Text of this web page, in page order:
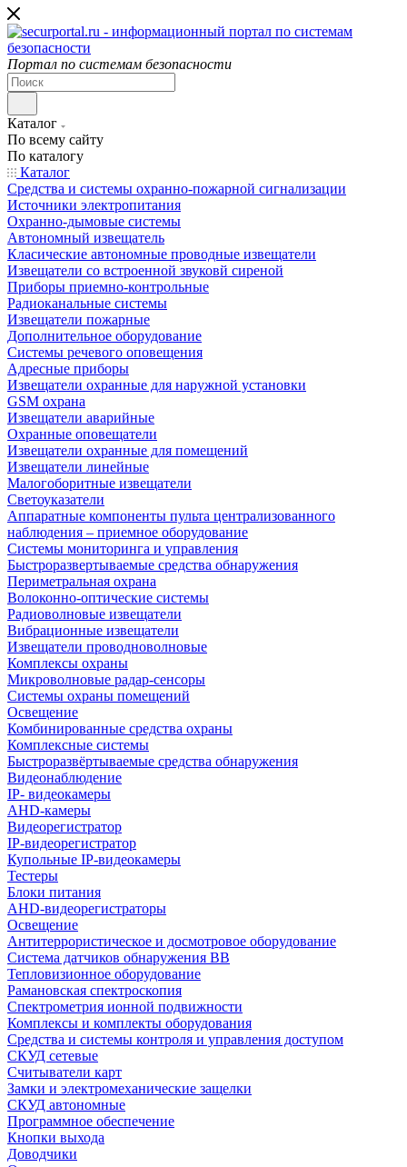
Портал по системам безопасности
Каталог
По всему сайту
По каталогу
Каталог
Средства и системы охранно-пожарной сигнализации
Источники электропитания
Охранно-дымовые системы
Автономный извещатель
Класические автономные проводные извещатели
Извещатели со встроенной звуковй сиреной
Приборы приемно-контрольные
Радиоканальные системы
Извещатели пожарные
Дополнительное оборудование
Системы речевого оповещения
Адресные приборы
Извещатели охранные для наружной установки
GSM охрана
Извещатели аварийные
Охранные оповещатели
Извещатели охранные для помещений
Извещатели линейные
Малогоборитные извещатели
Светоуказатели
Аппаратные компоненты пульта централизованного
наблюдения – приемное оборудование
Системы мониторинга и управления
Быстроразвертываемые средства обнаружения
Периметральная охрана
Волоконно-оптические системы
Радиоволновые извещатели
Вибрационные извещатели
Извещатели проводноволновые
Комплексы охраны
Микроволновые радар-сенсоры
Системы охраны помещений
Освещение
Комбинированные средства охраны
Комплексные системы
Быстроразвёртываемые средства обнаружения
Видеонаблюдение
IP- видеокамеры
AHD-камеры
Видеорегистратор
IP-видеорегистратор
Купольные IP-видеокамеры
Тестеры
Блоки питания
AHD-видеорегистраторы
Освещение
Антитеррористическое и досмотровое оборудование
Cистема датчиков обнаружения ВВ
Тепловизионное оборудование
Рамановская спектроскопия
Спектрометрия ионной подвижности
Комплексы и комплекты оборудования
Средства и системы контроля и управления доступом
СКУД сетевые
Считыватели карт
Замки и электромеханические защелки
СКУД автономные
Программное обеспечение
Кнопки выхода
Доводчики